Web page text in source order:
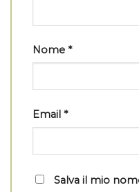
Nome *
Email *
Salva il mio